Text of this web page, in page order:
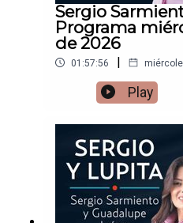
Sergio
Programa
de 2026
01:57:56 |
Play